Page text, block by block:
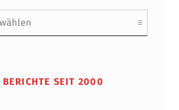
BERICHTE SEIT 2000